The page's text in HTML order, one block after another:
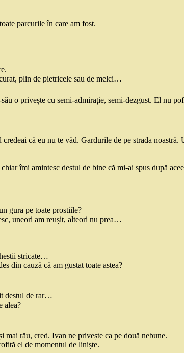
parcurile în care am fost.
plin de pietricele sau de melci…
o privește cu semi-admirație, semi-dezgust. El nu
că eu nu te văd. Gardurile de pe strada
îmi amintesc destul de bine că mi-ai spus după
gura pe toate prostiile?
uneori am reușit, alteori nu prea…
stricate…
din cauză că am gustat toate astea?
destul de rar…
alea?
mai rău, cred. Ivan ne privește ca pe două nebune.
el de momentul de liniște.